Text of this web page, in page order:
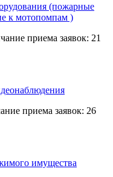
(пожарные
к мотопомпам )
приема заявок: 21
приема заявок: 26
имущества